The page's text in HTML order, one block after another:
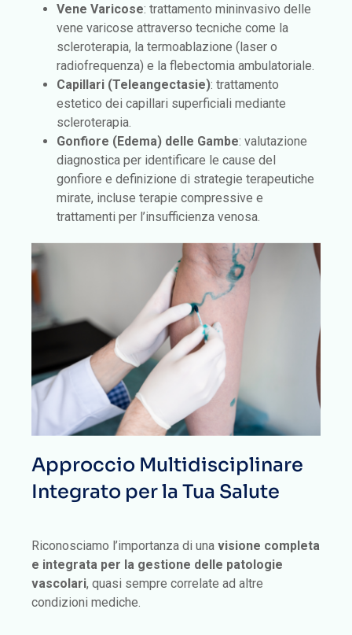
Vene Varicose: trattamento mininvasivo delle
vene varicose attraverso tecniche come la
scleroterapia, la termoablazione (laser o
radiofrequenza) e la flebectomia ambulatoriale.
Capillari (Teleangectasie): trattamento
estetico dei capillari superficiali mediante
scleroterapia.
Gonfiore (Edema) delle Gambe: valutazione
diagnostica per identificare le cause del
gonfiore e definizione di strategie terapeutiche
mirate, incluse terapie compressive e
trattamenti per l’insufficienza venosa.
Approccio Multidisciplinare
Integrato per la Tua Salute
Riconosciamo l’importanza di una visione completa
e integrata per la gestione delle patologie
vascolari, quasi sempre correlate ad altre
condizioni mediche.